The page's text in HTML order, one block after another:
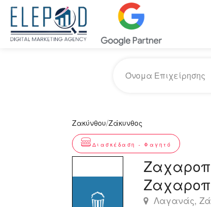
Ζακύνθου/Ζάκυνθος
Διασκέδαση - Φαγητό
Λαγανάς,